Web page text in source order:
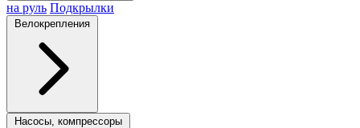
на руль Подкрылки
Велокрепления
Насосы, компрессоры